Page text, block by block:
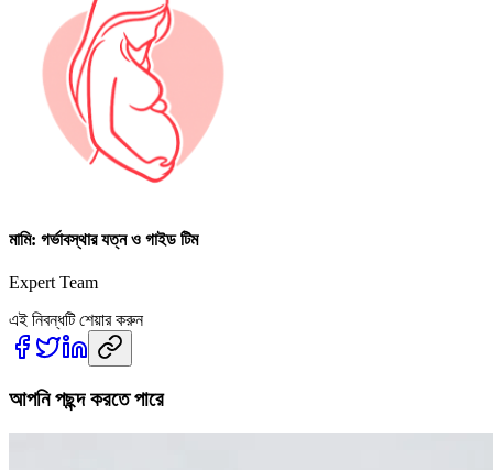
মামি: গর্ভাবস্থার যত্ন ও গাইড টিম
Expert Team
এই নিবন্ধটি শেয়ার করুন
আপনি পছন্দ করতে পারে